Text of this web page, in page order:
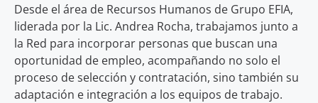
Desde el área de Recursos Humanos de Grupo EFIA,
liderada por la Lic. Andrea Rocha, trabajamos junto a
la Red para incorporar personas que buscan una
oportunidad de empleo, acompañando no solo el
proceso de selección y contratación, sino también su
adaptación e integración a los equipos de trabajo.